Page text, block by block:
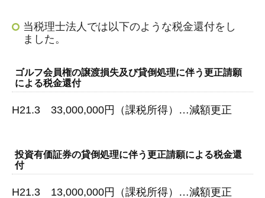
当税理士法人では以下のような税金還付をし
ました。
ゴルフ会員権の譲渡損失及び貸倒処理に伴う更正請願
による税金還付
H21.3 33,000,000円（課税所得）…減額更正
投資有価証券の貸倒処理に伴う更正請願による税金還
付
H21.3 13,000,000円（課税所得）…減額更正